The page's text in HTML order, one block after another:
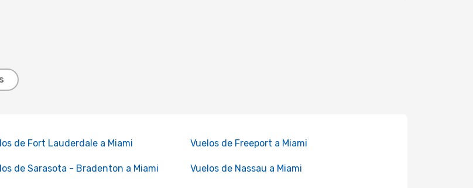
de Fort Lauderdale a Miami Vuelos de Freeport a Miami
de Sarasota - Bradenton a Miami Vuelos de Nassau a Miami